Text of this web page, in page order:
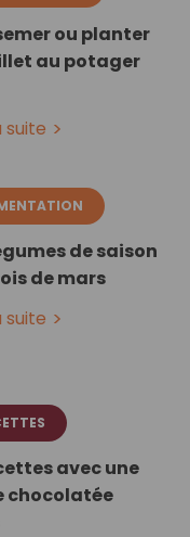
ou planter
au potager
suite
de saison
de mars
suite
avec une
chocolatée